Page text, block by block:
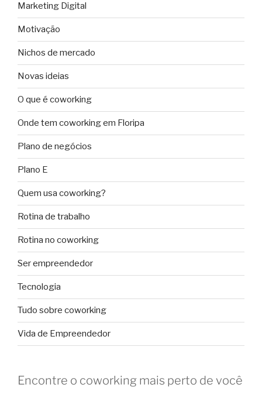
Marketing Digital
Motivação
Nichos de mercado
Novas ideias
O que é coworking
Onde tem coworking em Floripa
Plano de negócios
Plano E
Quem usa coworking?
Rotina de trabalho
Rotina no coworking
Ser empreendedor
Tecnologia
Tudo sobre coworking
Vida de Empreendedor
Encontre o coworking mais perto de você